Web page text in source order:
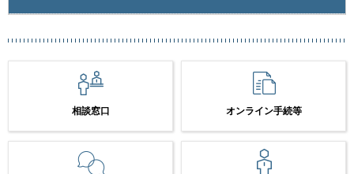
相談窓口 オンライン手続等